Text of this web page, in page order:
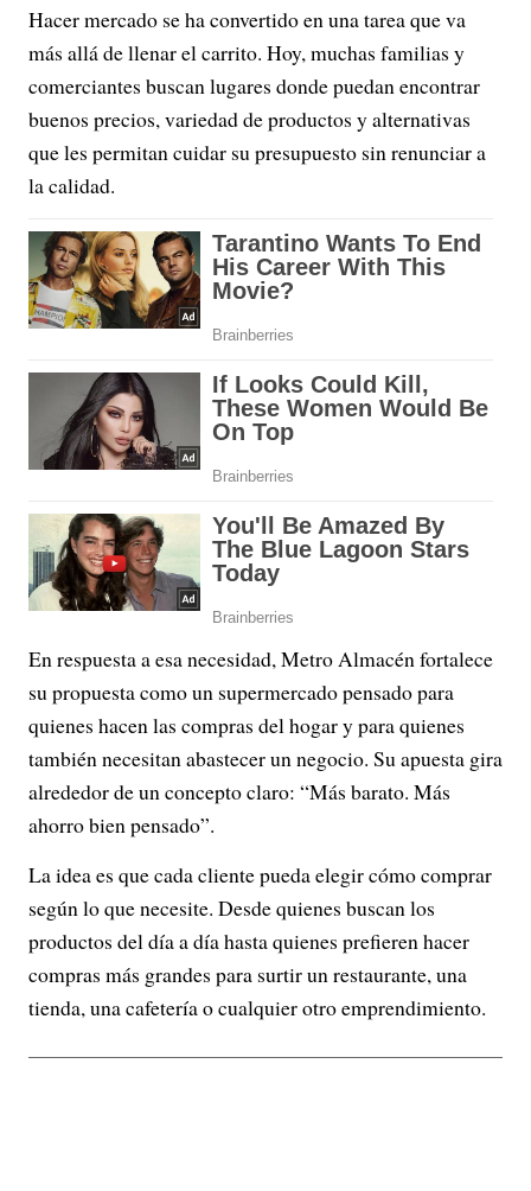
Hacer mercado se ha convertido en una tarea que va
más allá de llenar el carrito. Hoy, muchas familias y
comerciantes buscan lugares donde puedan encontrar
buenos precios, variedad de productos y alternativas
que les permitan cuidar su presupuesto sin renunciar a
la calidad.
En respuesta a esa necesidad, Metro Almacén fortalece
su propuesta como un supermercado pensado para
quienes hacen las compras del hogar y para quienes
también necesitan abastecer un negocio. Su apuesta gira
alrededor de un concepto claro: “Más barato. Más
ahorro bien pensado”.
La idea es que cada cliente pueda elegir cómo comprar
según lo que necesite. Desde quienes buscan los
productos del día a día hasta quienes prefieren hacer
compras más grandes para surtir un restaurante, una
tienda, una cafetería o cualquier otro emprendimiento.